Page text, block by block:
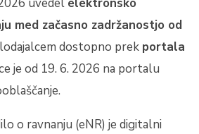
med začasno zadržanostjo od
dostopno prek portala
je od 19. 6. 2026 na portalu
o ravnanju (eNR) je digitalni